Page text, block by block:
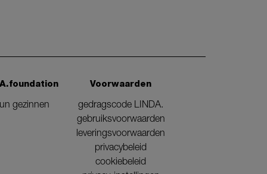
gezinnen
Voorwaarden
gedragscode LINDA.
gebruiksvoorwaarden
leveringsvoorwaarden
privacybeleid
cookiebeleid